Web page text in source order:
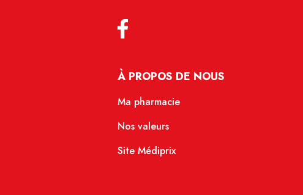
À PROPOS DE NOUS
Ma pharmacie
Nos valeurs
Site Médiprix